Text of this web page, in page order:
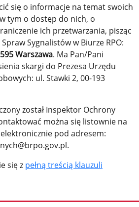
się o informacje na temat swoich
tym o dostęp do nich, o
ich przetwarzania, pisząc
Sygnalistów w Biurze RPO:
Warszawa. Ma Pan/Pani
skargi do Prezesa Urzędu
ul. Stawki 2, 00-193
został Inspektor Ochrony
można się listownie na
pod adresem:
się z pełną treścią klauzuli